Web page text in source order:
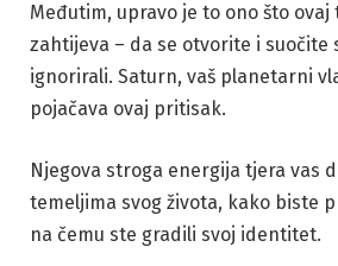
Međutim, upravo je to ono što ovaj
zahtijeva – da se otvorite i suočite
ignorirali. Saturn, vaš planetarni
pojačava ovaj pritisak.
Njegova stroga energija tjera vas
temeljima svog života, kako biste
na čemu ste gradili svoj identitet.